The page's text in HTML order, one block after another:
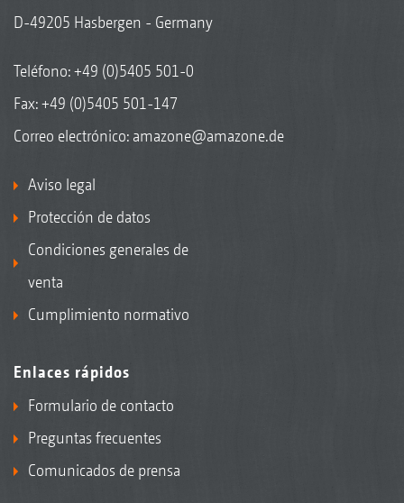
D-49205 Hasbergen - Germany
Teléfono:+49 (0)5405 501-0
Fax: +49 (0)5405 501-147
Correo electrónico: amazone@amazone.de
Aviso legal
Protección de datos
Condiciones generales de
venta
Cumplimiento normativo
Enlaces rápidos
Formulario de contacto
Preguntas frecuentes
Comunicados de prensa